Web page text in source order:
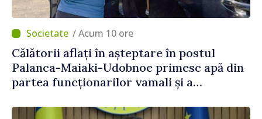
/ Acum 10 ore
Călătorii aflați în așteptare în postul
Palanca-Maiaki-Udobnoe primesc apă din
partea funcționarilor vamali și a